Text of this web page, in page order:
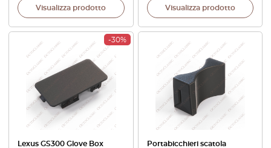
Visualizza prodotto Visualizza prodotto
-30%
Lexus GS300 Glove Box
Portabicchieri scatola